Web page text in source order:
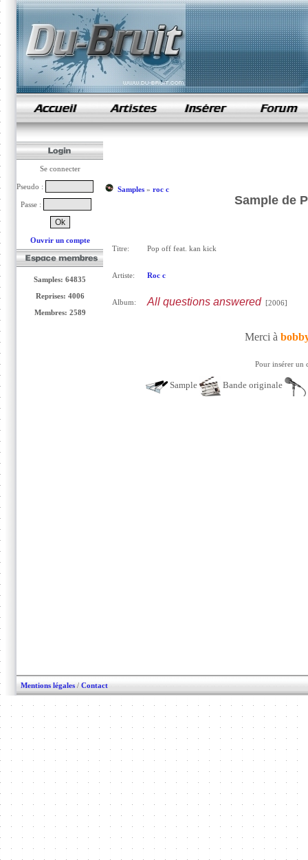
samples de rap
Se connecter
Pseudo :
Passe :
Ouvrir un compte
Samples: 64835
Reprises: 4006
Membres: 2589
Samples» roc c
Sample de
Titre: Pop off feat. kan kick
Artiste: Roc c
Album: All questions answered[2006]
Merci à
Pour insérer un
Sample Bande originale
Mentions légales / Contact